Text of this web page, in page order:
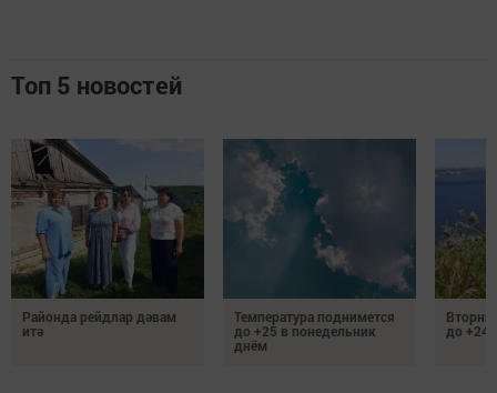
Топ 5 новостей
Районда рейдлар дәвам
итә
Температура поднимется
до +25 в понедельник
днём
до +24